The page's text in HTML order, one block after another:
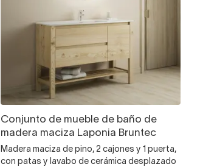
Conjunto de mueble de baño de
madera maciza Laponia Bruntec
Madera maciza de pino, 2 cajones y 1 puerta,
con patas y lavabo de cerámica desplazado